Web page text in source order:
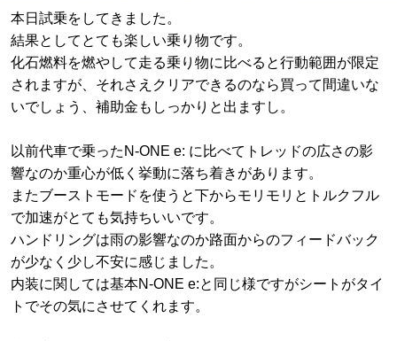
本日試乗をしてきました。
結果としてとても楽しい乗り物です。
化石燃料を燃やして走る乗り物に比べると行動範囲が限定
されますが、それさえクリアできるのなら買って間違いな
いでしょう、補助金もしっかりと出ますし。
以前代車で乗ったN-ONE e: に比べてトレッドの広さの影
響なのか重心が低く挙動に落ち着きがあります。
またブーストモードを使うと下からモリモリとトルクフル
で加速がとても気持ちいいです。
ハンドリングは雨の影響なのか路面からのフィードバック
が少なく少し不安に感じました。
内装に関しては基本N-ONE e:と同じ様ですがシートがタイ
トでその気にさせてくれます。